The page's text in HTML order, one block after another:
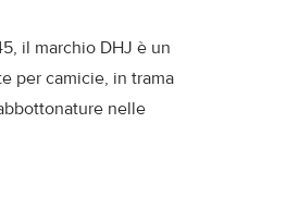
il marchio DHJ è un
per camicie, in trama
nelle